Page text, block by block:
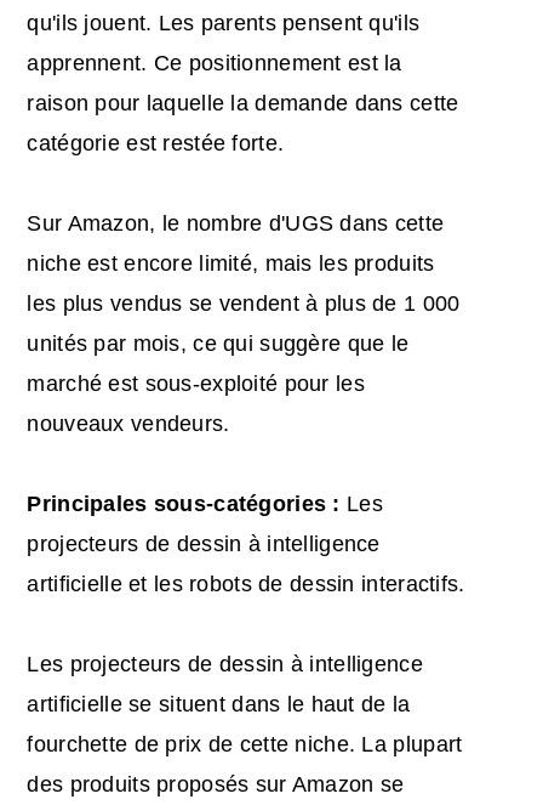
qu'ils jouent. Les parents pensent qu'ils
apprennent. Ce positionnement est la
raison pour laquelle la demande dans cette
catégorie est restée forte.
Sur Amazon, le nombre d'UGS dans cette
niche est encore limité, mais les produits
les plus vendus se vendent à plus de 1 000
unités par mois, ce qui suggère que le
marché est sous-exploité pour les
nouveaux vendeurs.
Principales sous-catégories : Les
projecteurs de dessin à intelligence
artificielle et les robots de dessin interactifs.
Les projecteurs de dessin à intelligence
artificielle se situent dans le haut de la
fourchette de prix de cette niche. La plupart
des produits proposés sur Amazon se